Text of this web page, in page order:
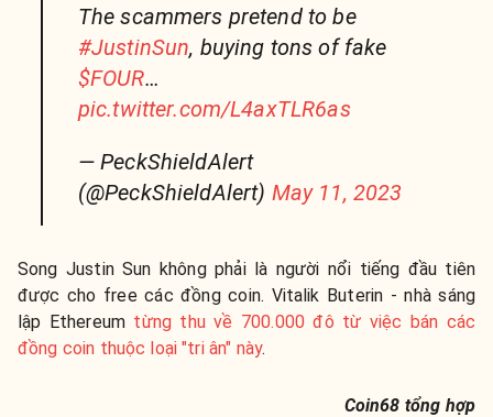
The scammers pretend to be
#JustinSun, buying tons of fake
$FOUR…
pic.twitter.com/L4axTLR6as
— PeckShieldAlert
(@PeckShieldAlert) May 11, 2023
Song Justin Sun không phải là người nổi tiếng đầu tiên
được cho free các đồng coin. Vitalik Buterin - nhà sáng
lập Ethereum từng thu về 700.000 đô từ việc bán các
đồng coin thuộc loại "tri ân" này.
Coin68 tổng hợp